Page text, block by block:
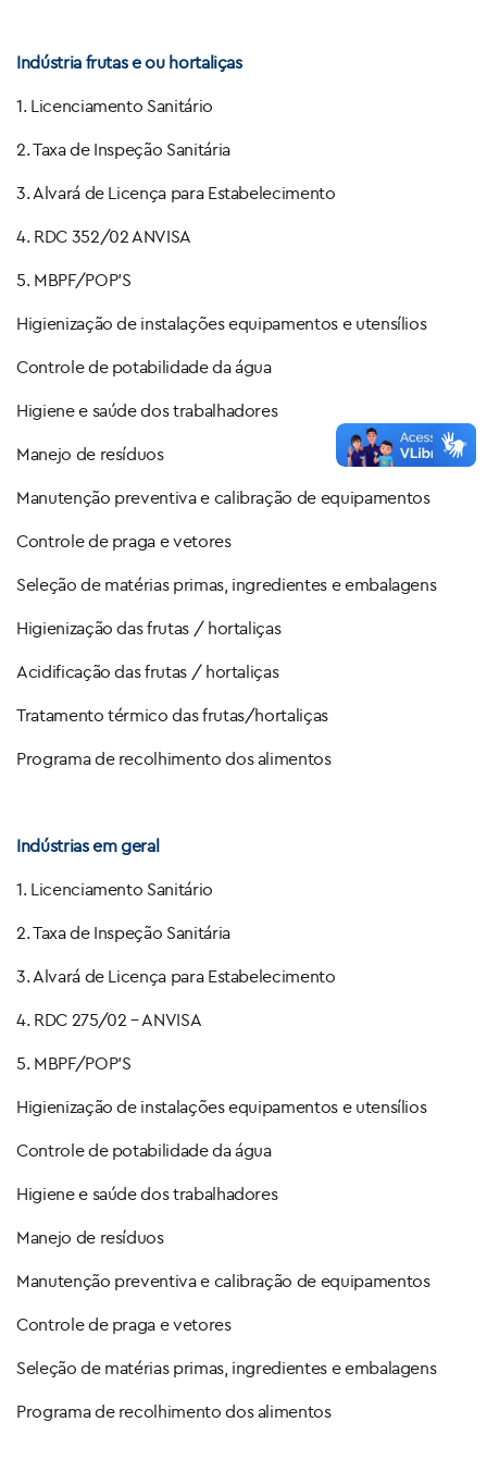
Indústria frutas e ou hortaliças
1. Licenciamento Sanitário
2. Taxa de Inspeção Sanitária
3. Alvará de Licença para Estabelecimento
4. RDC 352/02 ANVISA
5. MBPF/POP’S
Higienização de instalações equipamentos e utensílios
Controle de potabilidade da água
Higiene e saúde dos trabalhadores
Manejo de resíduos
Manutenção preventiva e calibração de equipamentos
Controle de praga e vetores
Seleção de matérias primas, ingredientes e embalagens
Higienização das frutas / hortaliças
Acidificação das frutas / hortaliças
Tratamento térmico das frutas/hortaliças
Programa de recolhimento dos alimentos
Indústrias em geral
1. Licenciamento Sanitário
2. Taxa de Inspeção Sanitária
3. Alvará de Licença para Estabelecimento
4. RDC 275/02 – ANVISA
5. MBPF/POP’S
Higienização de instalações equipamentos e utensílios
Controle de potabilidade da água
Higiene e saúde dos trabalhadores
Manejo de resíduos
Manutenção preventiva e calibração de equipamentos
Controle de praga e vetores
Seleção de matérias primas, ingredientes e embalagens
Programa de recolhimento dos alimentos